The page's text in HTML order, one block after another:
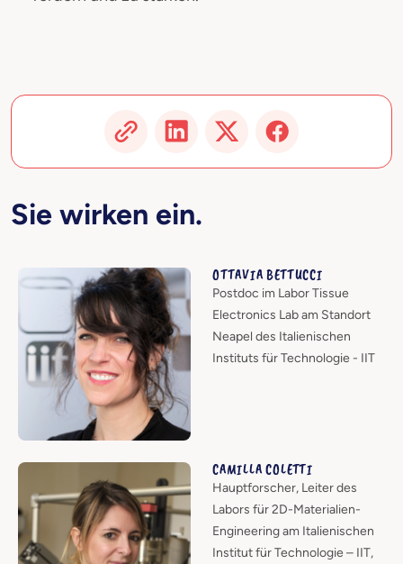
Sie wirken ein.
OTTAVIA BETTUCCI
Postdoc im Labor Tissue
Electronics Lab am Standort
Neapel des Italienischen
Instituts für Technologie - IIT
CAMILLA COLETTI
Hauptforscher, Leiter des
Labors für 2D-Materialien-
Engineering am Italienischen
Institut für Technologie – IIT,